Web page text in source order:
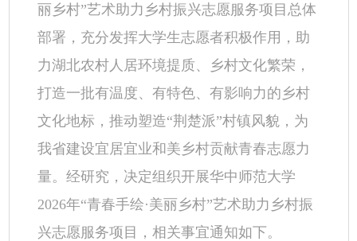
丽乡村”艺术助力乡村振兴志愿服务项目总体
部署，充分发挥大学生志愿者积极作用，助
力湖北农村人居环境提质、乡村文化繁荣，
打造一批有温度、有特色、有影响力的乡村
文化地标，推动塑造“荆楚派”村镇风貌，为
我省建设宜居宜业和美乡村贡献青春志愿力
量。经研究，决定组织开展华中师范大学
2026年“青春手绘·美丽乡村”艺术助力乡村振
兴志愿服务项目，相关事宜通知如下。